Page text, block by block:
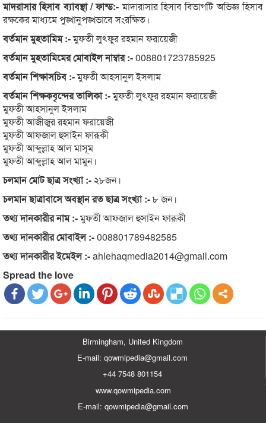
মাদরাসার হিসাব ব্যাবস্থা / ফান্ড:-মাদারাসার হিসাব বিভাগটি অভিজ্ঞ হিসাব
রক্ষকের মাধ্যমে পুঙ্খানুপঙ্খভাবে সংরক্ষিত।
বর্তমান মুহতামিম :-মুফতী লুৎফুর রহমান ফরায়েজী
বর্তমান মুহতামিমের মোবাইল নাম্বার :-008801723785925
বর্তমান শিক্ষাসচিব :-মুফতী আহসানুল ইসলাম
বর্তমান শিক্ষকবৃন্দের তালিকা :-মুফতী লুৎফুর রহমান ফরায়েজী
মুফতী আহসানুল ইসলাম
মুফতী আজীজুর রহমান ফরায়েজী
মুফতী আফজাল হুসাইন ফারূকী
মুফতী আব্দুল্লাহ আল মাসূম
মুফতী আব্দুল্লাহ আল মামুন।
চলমান মোট ছাত্র সংখ্যা :- ২৮জন।
চলমান ছাত্রাবাসে অবস্থান রত ছাত্র সংখ্যা :-৮ জন।
তথ্য দানকারীর নাম :-মুফতী আফজাল হুসাইন ফারূকী
তথ্য দানকারীর মোবাইল :-008801789482585
তথ্য দানকারীর ইমেইল :-ahlehaqmedia2014@gmail.com
Spread the love
Birmingham, United Kingdom
E-mail: qowmipedia@gmail.com
+44 7548 801154
www.qowmipedia.com
E-mail: qowmipedia@gmail.com